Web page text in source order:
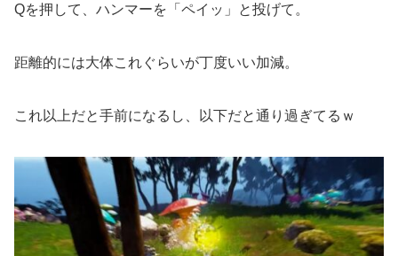
Qを押して、ハンマーを「ペイッ」と投げて。
距離的には大体これぐらいが丁度いい加減。
これ以上だと手前になるし、以下だと通り過ぎてるｗ